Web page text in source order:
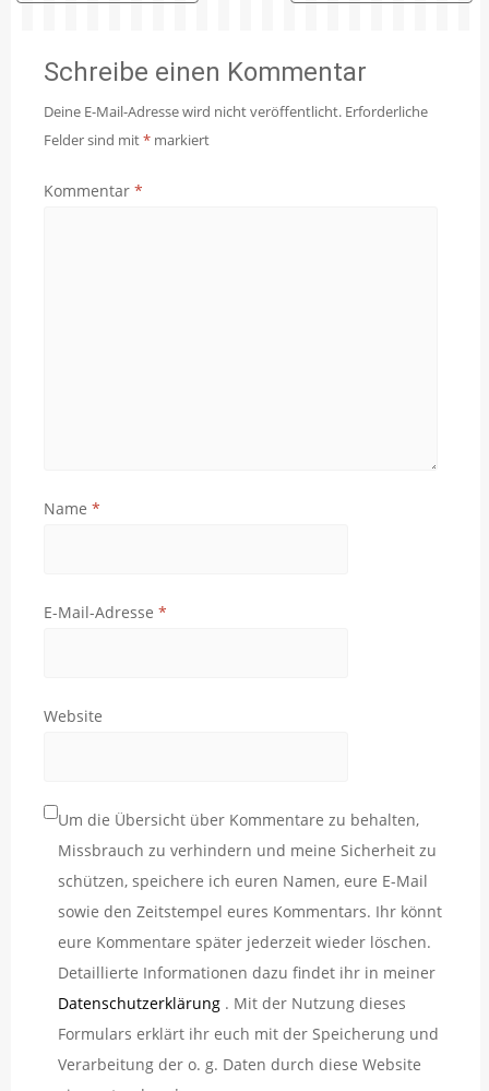
Schreibe einen Kommentar
Deine E-Mail-Adresse wird nicht veröffentlicht. Erforderliche
Felder sind mit* markiert
Kommentar *
Name *
E-Mail-Adresse *
Website
Um die Übersicht über Kommentare zu behalten,
Missbrauch zu verhindern und meine Sicherheit zu
schützen, speichere ich euren Namen, eure E-Mail
sowie den Zeitstempel eures Kommentars. Ihr könnt
eure Kommentare später jederzeit wieder löschen.
Detaillierte Informationen dazu findet ihr in meiner
Datenschutzerklärung . Mit der Nutzung dieses
Formulars erklärt ihr euch mit der Speicherung und
Verarbeitung der o. g. Daten durch diese Website